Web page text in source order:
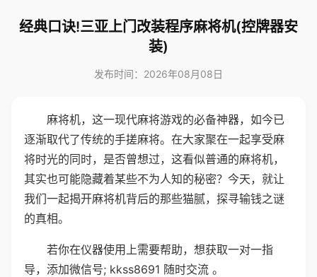
经典口诀!三亚上门改装程序麻将机(控牌器安
装)
发布时间：2026年08月08日
麻将机，这一现代麻将游戏的必备神器，如今已
逐渐取代了传统的手搓麻将。在大家聚在一起享受麻
将时光的同时，是否曾想过，这看似普通的麻将机，
其实也可能隐藏着某些不为人知的秘密？今天，就让
我们一起揭开麻将机背后的那些猫腻，探寻输钱之谜
的真相。
若你在仪器使用上需要帮助，想获取一对一指
导，添加微信号; kkss8691 随时交流 。